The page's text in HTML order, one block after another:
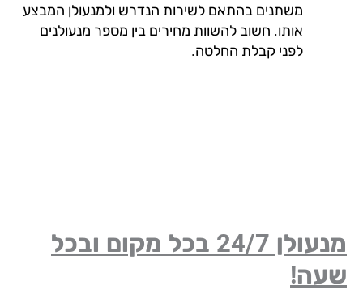
משתנים בהתאם לשירות הנדרש ולמנעולן המבצע
אותו. חשוב להשוות מחירים בין מספר מנעולנים
לפני קבלת החלטה.
מנעולן 24/7 בכל מקום ובכל